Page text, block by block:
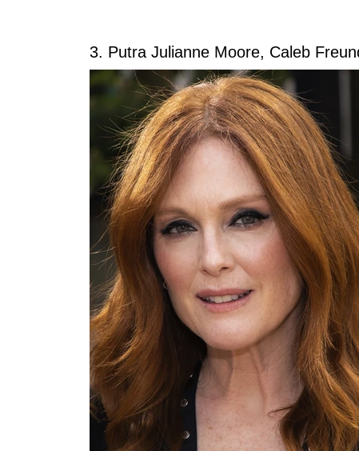
3. Putra Julianne Moore, Caleb